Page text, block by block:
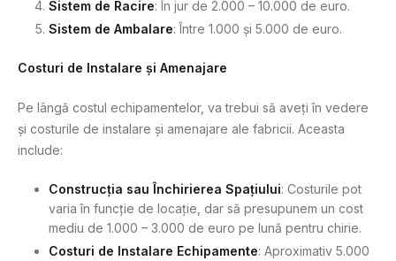
Sistem de Racire: În jur de 2.000 – 10.000 de euro.
Sistem de Ambalare: Între 1.000 și 5.000 de euro.
Costuri de Instalare și Amenajare
Pe lângă costul echipamentelor, va trebui să aveți în vedere
și costurile de instalare și amenajare ale fabricii. Aceasta
include:
Construcția sau Închirierea Spațiului: Costurile pot
varia în funcție de locație, dar să presupunem un cost
mediu de 1.000 – 3.000 de euro pe lună pentru chirie.
Costuri de Instalare Echipamente: Aproximativ 5.000